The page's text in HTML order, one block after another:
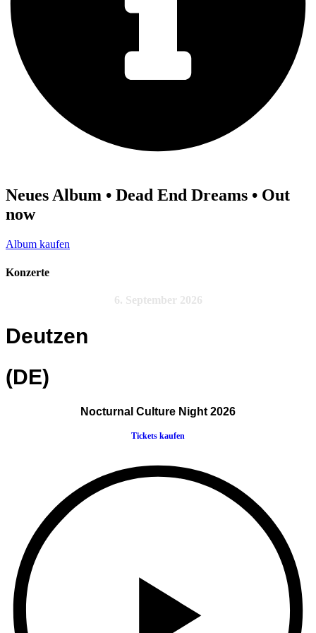
Neues Album • Dead End Dreams • Out
now
Album kaufen
Konzerte
6. September 2026
Deutzen
(DE)
Nocturnal Culture Night 2026
Tickets kaufen